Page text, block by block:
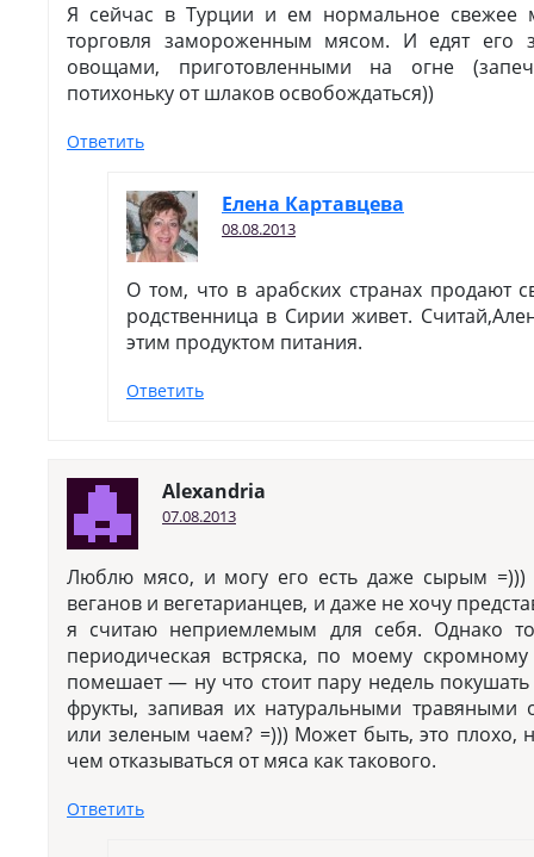
Я сейчас в Турции и ем нормальное свежее
торговля замороженным мясом. И едят его
овощами, приготовленными на огне
потихоньку от шлаков освобождаться))
Ответить
Елена Картавцева
08.08.2013
О том, что в арабских странах продают
родственница в Сирии живет.
этим продуктом питания.
Ответить
Alexandria
07.08.2013
Люблю мясо, и могу его есть даже сырым =)))
веганов и вегетарианцев, и даже не хочу
я считаю неприемлемым для себя. Однако
периодическая встряска, по моему
помешает — ну что стоит пару недель
фрукты, запивая их натуральными
или зеленым чаем? =))) Может быть, это плохо,
чем отказываться от мяса как такового.
Ответить